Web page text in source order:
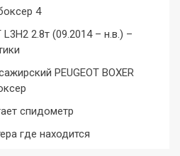
4
2.8т (09.2014 – н.в.) –
PEUGEOT BOXER
спидометр
где находится